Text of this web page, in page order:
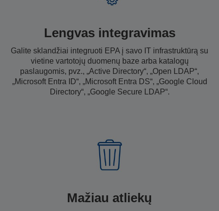
Lengvas integravimas
Galite sklandžiai integruoti EPA į savo IT infrastruktūrą su
vietine vartotojų duomenų baze arba katalogų
paslaugomis, pvz., „Active Directory“, „Open LDAP“,
„Microsoft Entra ID“, „Microsoft Entra DS“, „Google Cloud
Directory“, „Google Secure LDAP“.
Mažiau atliekų